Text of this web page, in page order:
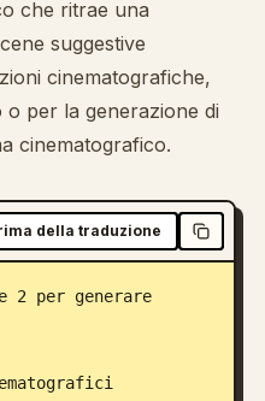
che ritrae una
suggestive
cinematografiche,
o per la generazione di
cinematografico.
della traduzione
2 per generare